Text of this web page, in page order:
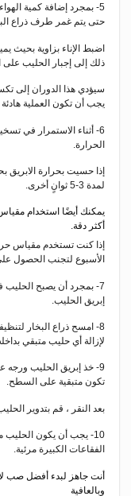
5- بمجرد إضافة كمية
حتى يتم غمر طرف ذراع
اضبط الإناء بزاوية بحيث
ذلك إلى إجبار الحليب على
سيؤدي هذا الدوران إلى
يجب أن تكون العملية هادئة
6- أثناء الاستمرار في
الحرارة.
إذا حسيت بحرارة الابريق
لمدة 3-5 ثوانٍ أخرى.
أكثر دقة.
إذا كنت تستخدم مقياس
الأسبوع لتجنب الحصول
7- بمجرد أن يصبح الحليب
إبريق الحليب.
8- امسح ذراع البخار
لإزالة أي حليب متبقي
9- خذ إبريق الحليب
تكون متبقية على السطح.
بعد النقر ، قم بتدوير
10- يجب أن يكون الحليب
الفقاعات الكبيرة مرئية.
أنت جاهز لبدء أفضل صب
وبالعافية